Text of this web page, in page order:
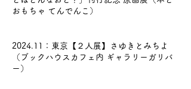
おもちゃ てんでんこ）
​2024.11：東京【２人展】さゆきとみちよ
（ブックハウスカフェ内 ギャラリーガリバ
ー）